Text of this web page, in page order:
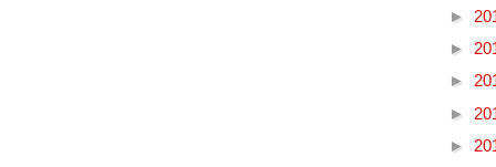
►
►
►
►
►